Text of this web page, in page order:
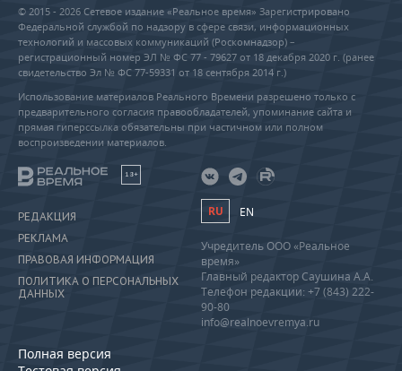
© 2015 - 2026 Сетевое издание «Реальное время» Зарегистрировано
Федеральной службой по надзору в сфере связи, информационных
технологий и массовых коммуникаций (Роскомнадзор) –
регистрационный номер ЭЛ № ФС 77 - 79627 от 18 декабря 2020 г. (ранее
свидетельство Эл № ФС 77-59331 от 18 сентября 2014 г.)
Использование материалов Реального Времени разрешено только с
предварительного согласия правообладателей, упоминание сайта и
прямая гиперссылка обязательны при частичном или полном
воспроизведении материалов.
18+
РЕДАКЦИЯ
РЕКЛАМА
ПРАВОВАЯ ИНФОРМАЦИЯ
ПОЛИТИКА О ПЕРСОНАЛЬНЫХ
ДАННЫХ
Полная версия
RU EN
Учредитель ООО «Реальное
время»
Главный редактор Саушина А.А.
Телефон редакции: +7 (843) 222-
90-80
info@realnoevremya.ru